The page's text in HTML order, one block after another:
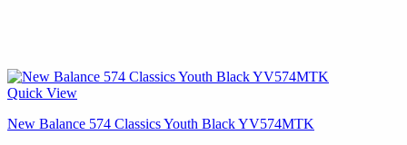
Quick View
New Balance 574 Classics Youth Black YV574MTK